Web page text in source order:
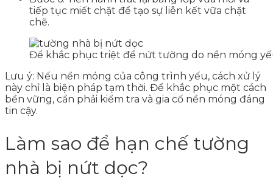
tiếp tục miết chặt để tạo sự liên kết vữa chặt
chẽ.
Để khắc phục triệt để nứt tường do nền móng
Lưu ý: Nếu nền móng của công trình yếu, cách xử lý
này chỉ là biện pháp tạm thời. Để khắc phục một cách
bền vững, cần phải kiểm tra và gia cố nền móng đáng
tin cậy.
Làm sao để hạn chế tường
nhà bị nứt dọc?